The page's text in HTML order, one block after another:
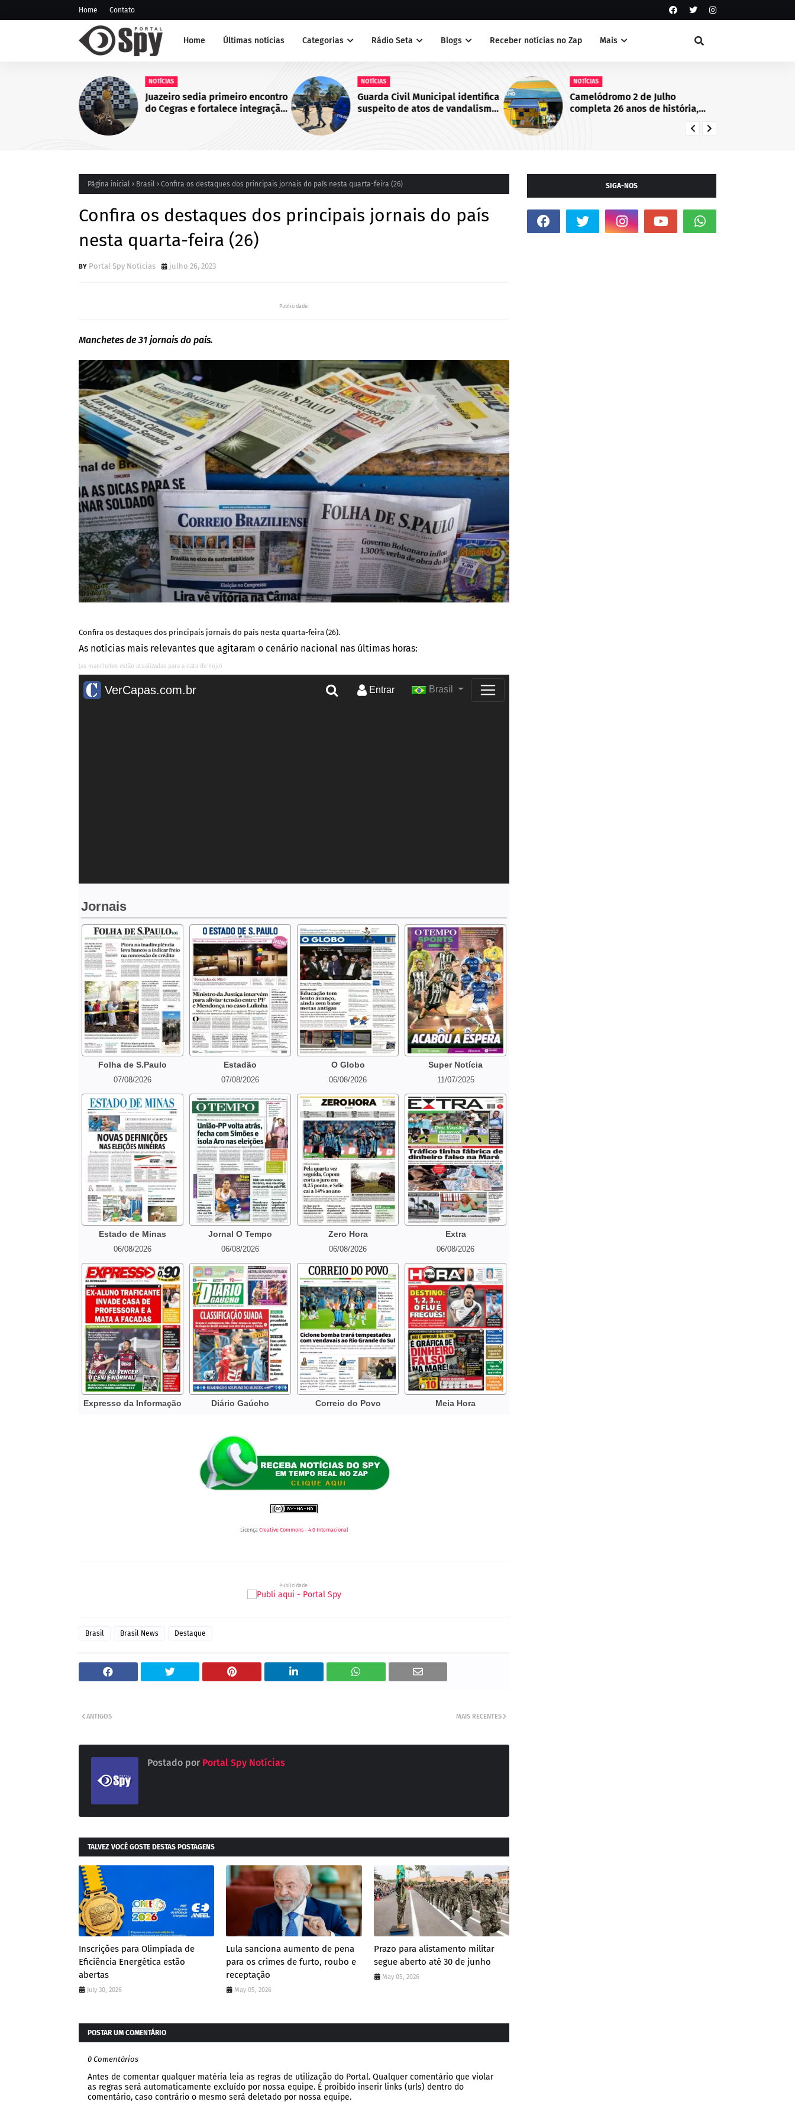
Home Contato
Home Últimas notícias Categorias Rádio Seta Blogs Receber notícias no Zap Mais
NOTÍCIAS
Juazeiro sedia primeiro encontro
do Cegras e fortalece integração
NOTÍCIAS
Guarda Civil Municipal identifica
suspeito de atos de vandalismo
NOTÍCIAS
Camelódromo 2 de Julho
completa 26 anos de história,
desenvolvimento econômico em
Página inicial Brasil Confira os destaques dos principais jornais do país nesta quarta-feira (26)
Confira os destaques dos principais jornais do país
nesta quarta-feira (26)
Portal Spy Notícias julho 26, 2023
Publicidade:
Manchetes de 31 jornais do país.
Confira os destaques dos principais jornais do país nesta quarta-feira (26).
As notícias mais relevantes que agitaram o cenário nacional nas últimas horas:
(as manchetes estão atualizadas para a data de hoje)
Licença Creative Commons - 4.0 Internacional
Publicidade:
Brasil Brasil News Destaque
MAIS RECENTES
ANTIGOS
Postado por Portal Spy Notícias
TALVEZ VOCÊ GOSTE DESTAS POSTAGENS
Inscrições para Olimpíada de
Eficiência Energética estão
abertas
July 30, 2026
Lula sanciona aumento de pena
para os crimes de furto, roubo e
receptação
May 05, 2026
Prazo para alistamento militar
segue aberto até 30 de junho
May 05, 2026
POSTAR UM COMENTÁRIO
0 Comentários
Antes de comentar qualquer matéria leia as regras de utilização do Portal. Qualquer comentário que violar
as regras será automaticamente excluído por nossa equipe. É proibido inserir links (urls) dentro do
comentário, caso contrário o mesmo será deletado por nossa equipe.
SIGA-NOS